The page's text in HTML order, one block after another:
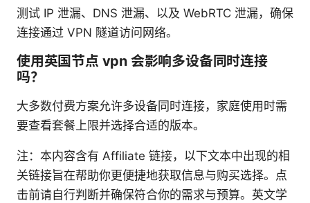
测试 IP 泄漏、DNS 泄漏、以及 WebRTC 泄漏，确保
连接通过 VPN 隧道访问网络。
使用英国节点 vpn 会影响多设备同时连接
吗？
大多数付费方案允许多设备同时连接，家庭使用时需
要查看套餐上限并选择合适的版本。
注：本内容含有 Affiliate 链接，以下文本中出现的相
关链接旨在帮助你更便捷地获取信息与购买选择。点
击前请自行判断并确保符合你的需求与预算。英文学